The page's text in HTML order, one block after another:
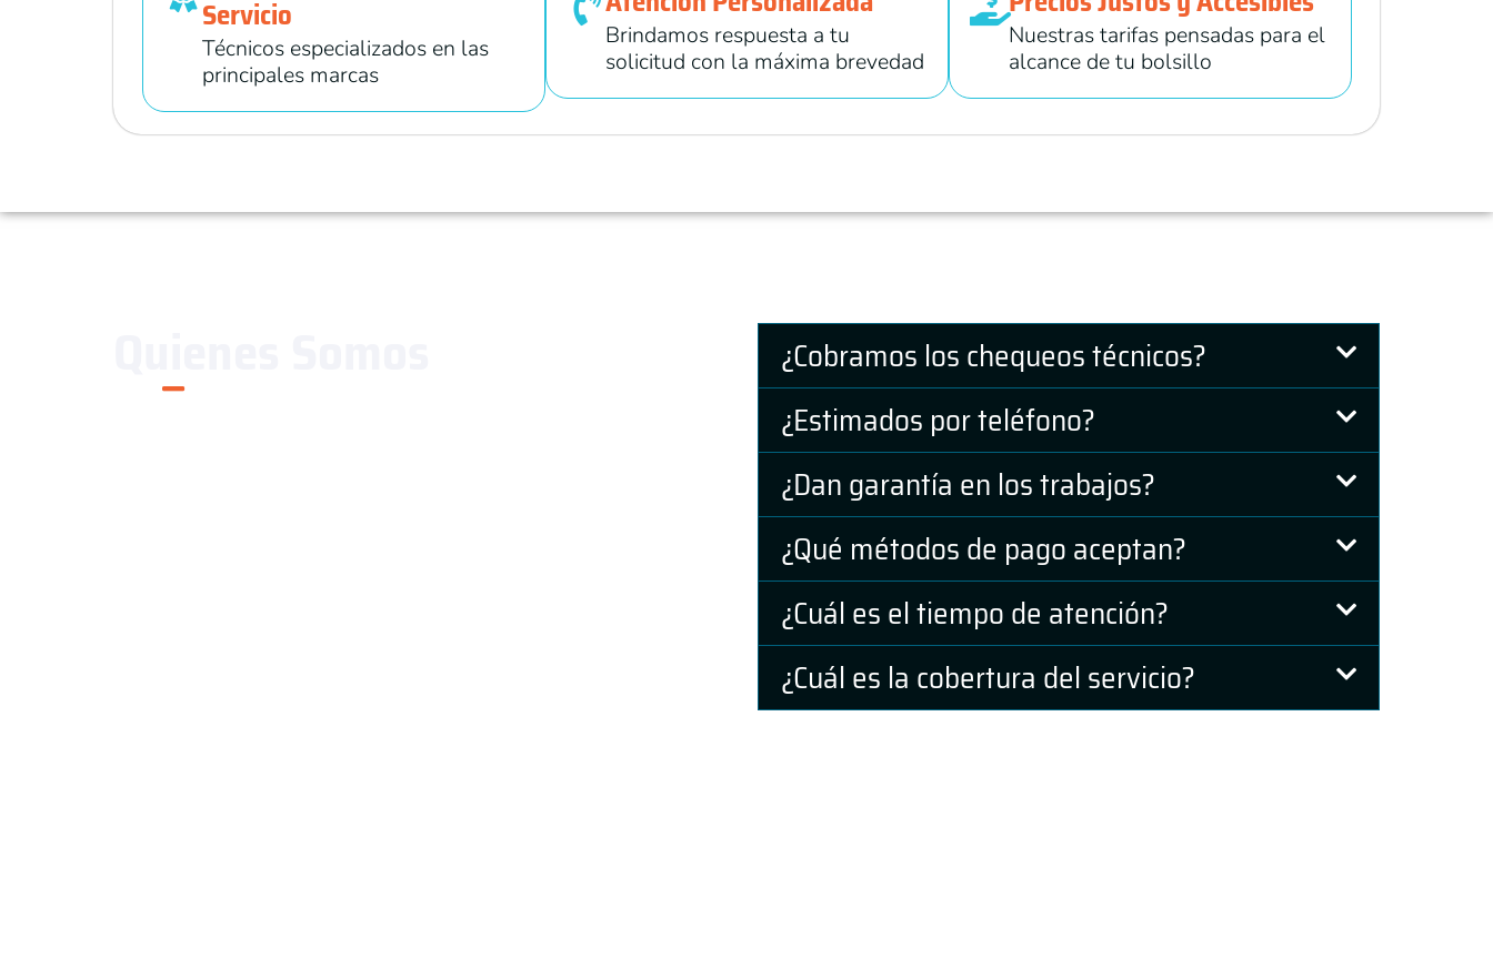
Servicio
Técnicos especializados en las
principales marcas
Brindamos respuesta a tu
solicitud con la máxima brevedad
Nuestras tarifas pensadas para el
alcance de tu bolsillo
¿Cobramos los chequeos técnicos?
¿Estimados por teléfono?
¿Dan garantía en los trabajos?
¿Qué métodos de pago aceptan?
¿Cuál es el tiempo de atención?
¿Cuál es la cobertura del servicio?